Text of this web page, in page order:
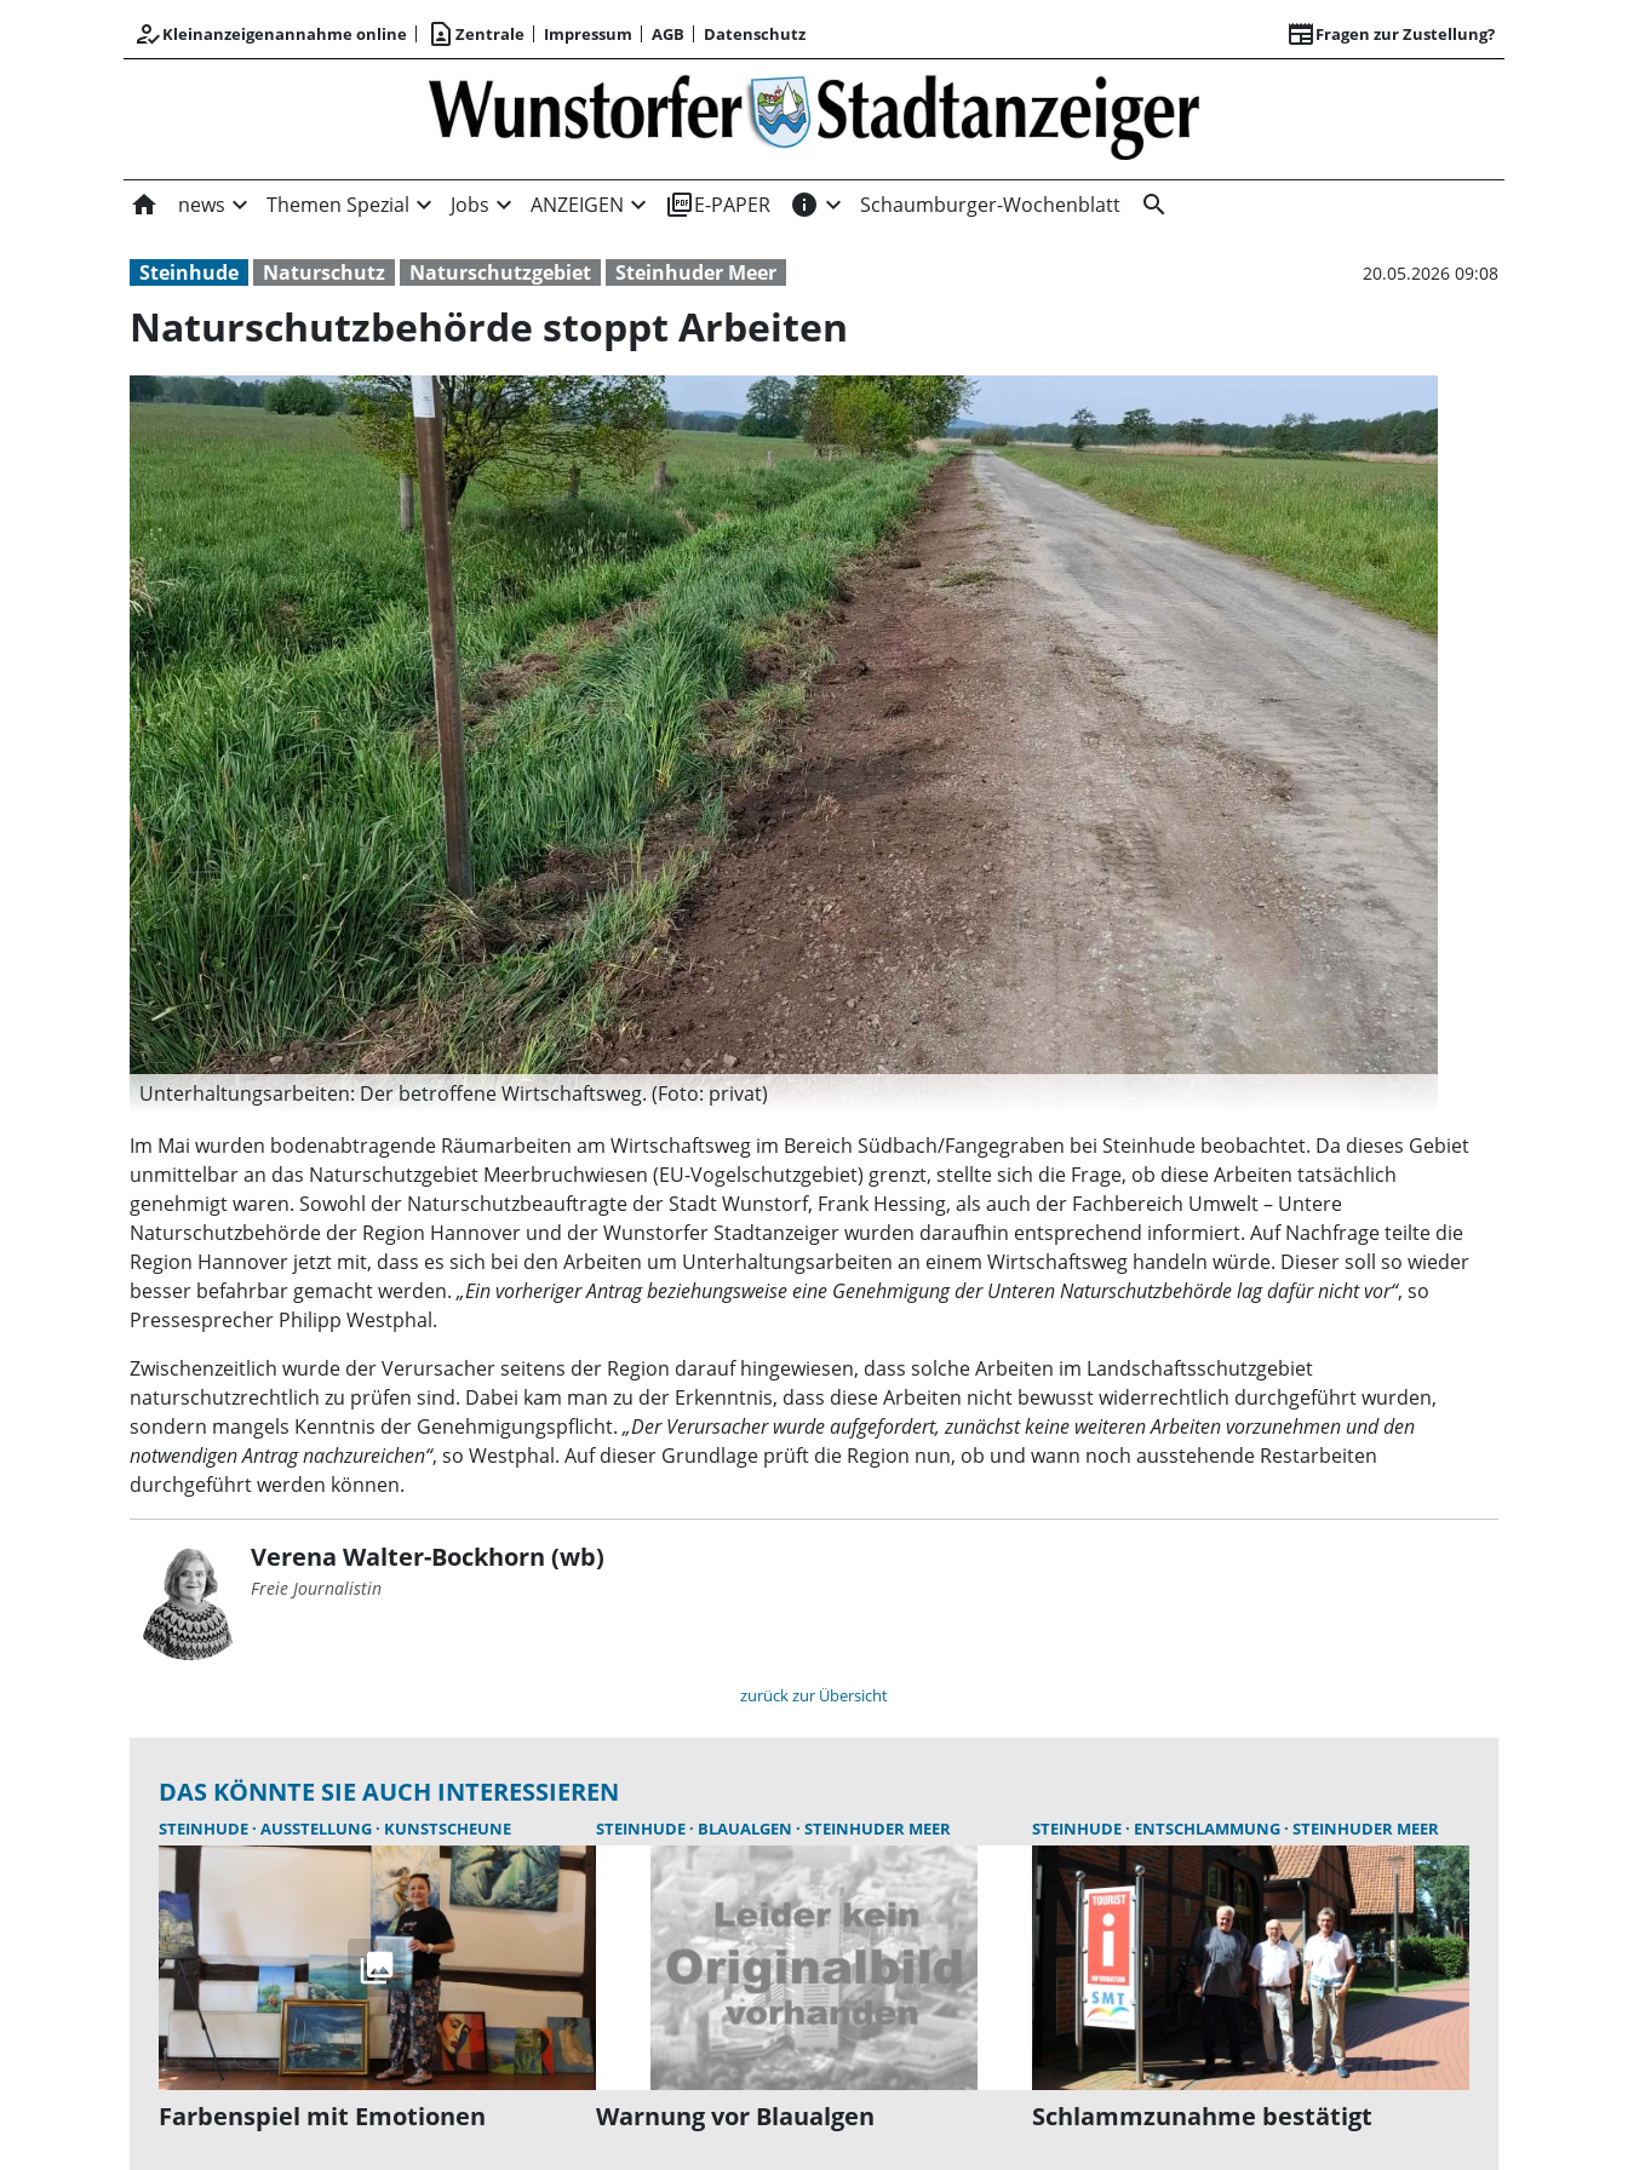
how_to_regKleinanzeigenannahme online contact_page Zentrale Impressum AGB Datenschutz newspaperFragen zur Zustellung?
home news expand_more Themen Spezial expand_more Jobs expand_more ANZEIGEN expand_more picture_as_pdfE-PAPER info expand_more Schaumburger-Wochenblatt search
Steinhude Naturschutz Naturschutzgebiet Steinhuder Meer 20.05.2026 09:08
Naturschutzbehörde stoppt Arbeiten
Unterhaltungsarbeiten: Der betroffene Wirtschaftsweg. (Foto: privat)
Im Mai wurden bodenabtragende Räumarbeiten am Wirtschaftsweg im Bereich Südbach/Fangegraben bei Steinhude beobachtet. Da dieses Gebiet
unmittelbar an das Naturschutzgebiet Meerbruchwiesen (EU-Vogelschutzgebiet) grenzt, stellte sich die Frage, ob diese Arbeiten tatsächlich
genehmigt waren. Sowohl der Naturschutzbeauftragte der Stadt Wunstorf, Frank Hessing, als auch der Fachbereich Umwelt – Untere
Naturschutzbehörde der Region Hannover und der Wunstorfer Stadtanzeiger wurden daraufhin entsprechend informiert. Auf Nachfrage teilte die
Region Hannover jetzt mit, dass es sich bei den Arbeiten um Unterhaltungsarbeiten an einem Wirtschaftsweg handeln würde. Dieser soll so wieder
besser befahrbar gemacht werden. „Ein vorheriger Antrag beziehungsweise eine Genehmigung der Unteren Naturschutzbehörde lag dafür nicht vor“, so
Pressesprecher Philipp Westphal.
Zwischenzeitlich wurde der Verursacher seitens der Region darauf hingewiesen, dass solche Arbeiten im Landschaftsschutzgebiet
naturschutzrechtlich zu prüfen sind. Dabei kam man zu der Erkenntnis, dass diese Arbeiten nicht bewusst widerrechtlich durchgeführt wurden,
sondern mangels Kenntnis der Genehmigungspflicht. „Der Verursacher wurde aufgefordert, zunächst keine weiteren Arbeiten vorzunehmen und den
notwendigen Antrag nachzureichen“, so Westphal. Auf dieser Grundlage prüft die Region nun, ob und wann noch ausstehende Restarbeiten
durchgeführt werden können.
Verena Walter-Bockhorn (wb)
Freie Journalistin
zurück zur Übersicht
DAS KÖNNTE SIE AUCH INTERESSIEREN
STEINHUDE AUSSTELLUNG KUNSTSCHEUNE
Farbenspiel mit Emotionen
STEINHUDE BLAUALGEN STEINHUDER MEER
Warnung vor Blaualgen
STEINHUDE ENTSCHLAMMUNG STEINHUDER MEER
Schlammzunahme bestätigt